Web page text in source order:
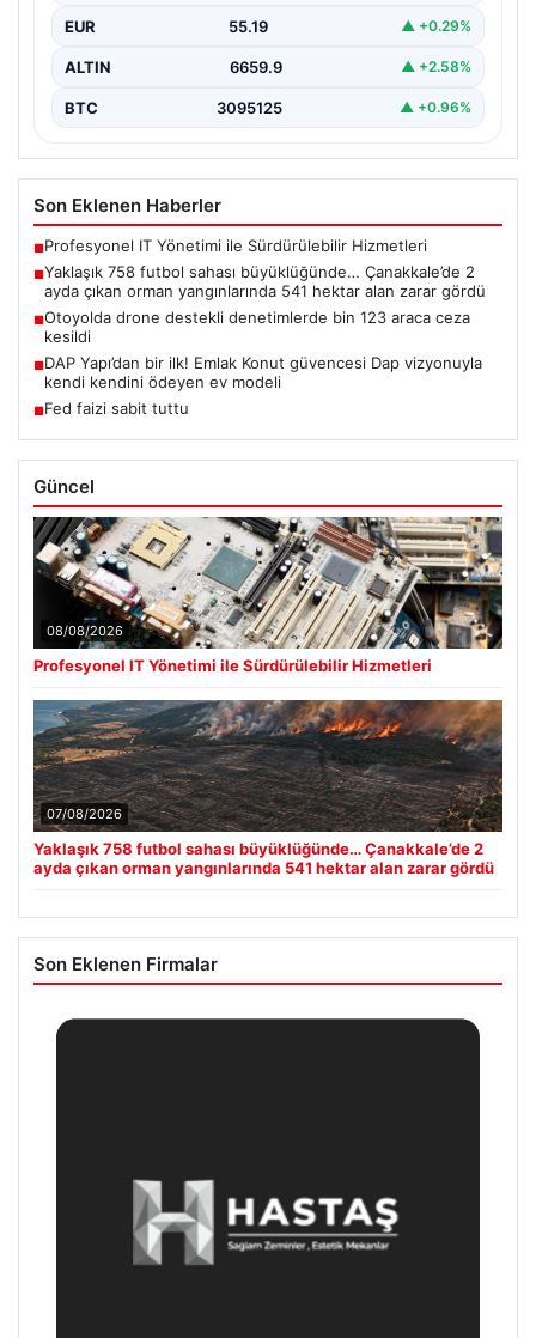
EUR 55.19 ▲ +0.29%
ALTIN 6659.9 ▲ +2.58%
BTC 3095125 ▲ +0.96%
Son Eklenen Haberler
■Profesyonel IT Yönetimi ile Sürdürülebilir Hizmetleri
■Yaklaşık 758 futbol sahası büyüklüğünde… Çanakkale’de 2
ayda çıkan orman yangınlarında 541 hektar alan zarar gördü
■Otoyolda drone destekli denetimlerde bin 123 araca ceza
kesildi
■DAP Yapı’dan bir ilk! Emlak Konut güvencesi Dap vizyonuyla
kendi kendini ödeyen ev modeli
■Fed faizi sabit tuttu
Güncel
08/08/2026
Profesyonel IT Yönetimi ile Sürdürülebilir Hizmetleri
07/08/2026
Yaklaşık 758 futbol sahası büyüklüğünde… Çanakkale’de 2
ayda çıkan orman yangınlarında 541 hektar alan zarar gördü
Son Eklenen Firmalar